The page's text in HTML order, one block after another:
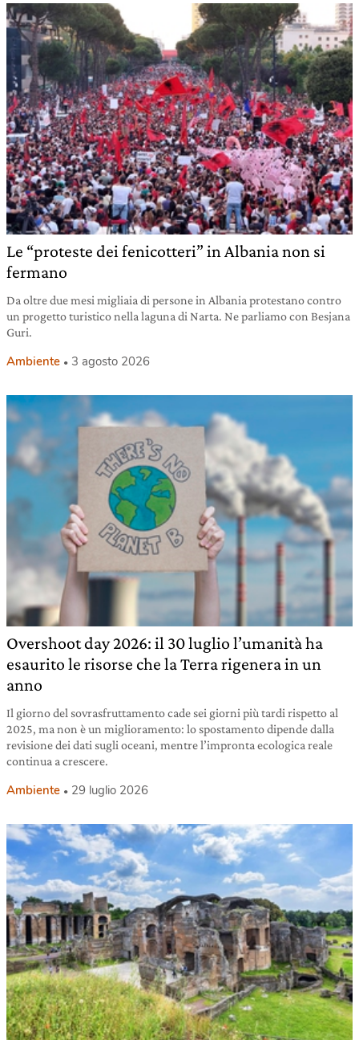
Le “proteste dei fenicotteri” in Albania non si
fermano
Da oltre due mesi migliaia di persone in Albania protestano contro
un progetto turistico nella laguna di Narta. Ne parliamo con Besjana
Guri.
Ambiente 3 agosto 2026
Overshoot day 2026: il 30 luglio l’umanità ha
esaurito le risorse che la Terra rigenera in un
anno
Il giorno del sovrasfruttamento cade sei giorni più tardi rispetto al
2025, ma non è un miglioramento: lo spostamento dipende dalla
revisione dei dati sugli oceani, mentre l’impronta ecologica reale
continua a crescere.
Ambiente 29 luglio 2026